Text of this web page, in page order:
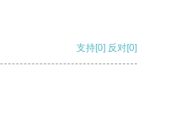
支持[0] 反对[0]